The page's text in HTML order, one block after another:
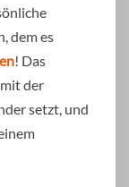
dem es
! Das
der
setzt, und